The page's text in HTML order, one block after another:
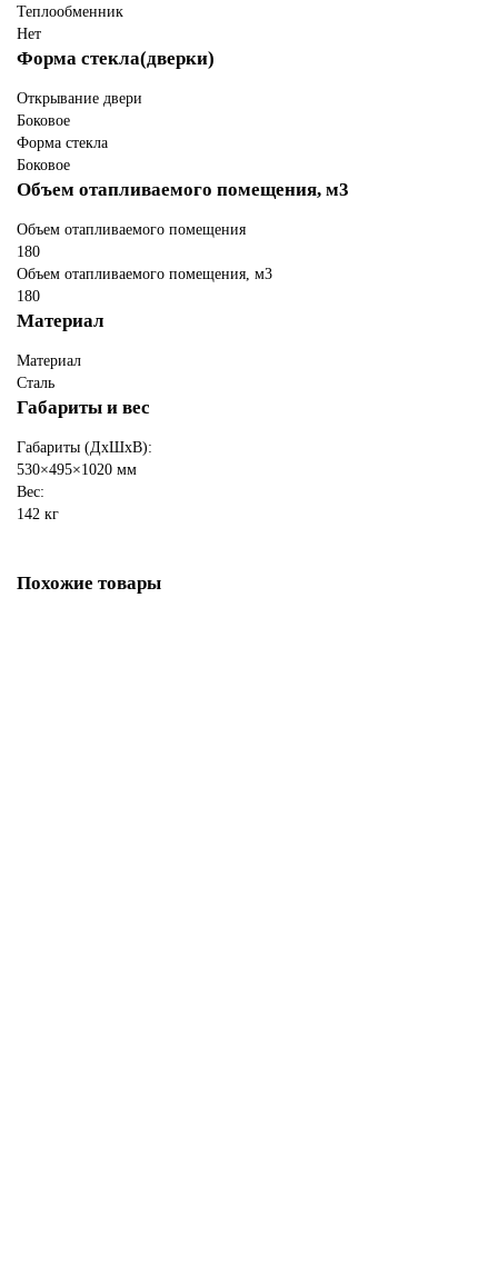
Теплообменник
Нет
Форма стекла(дверки)
Открывание двери
Боковое
Форма стекла
Боковое
Объем отапливаемого помещения, м3
Объем отапливаемого помещения
180
Объем отапливаемого помещения, м3
180
Материал
Материал
Сталь
Габариты и вес
Габариты (ДхШхВ):
530×495×1020 мм
Вес:
142 кг
Похожие товары